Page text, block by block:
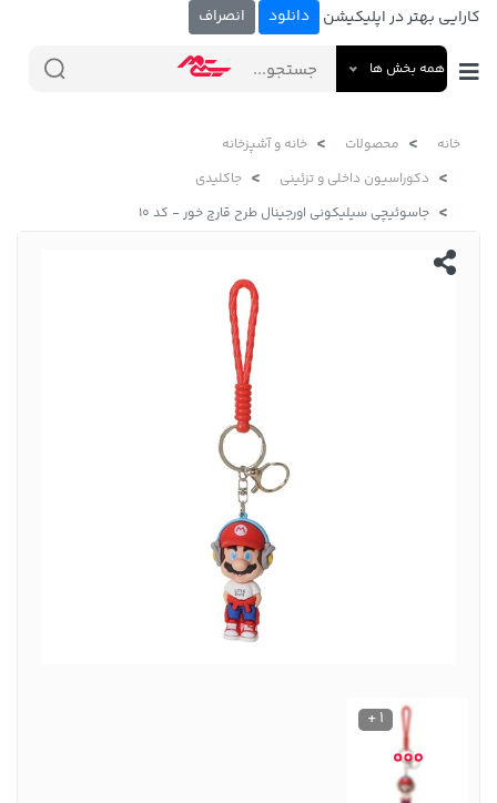
کارایی بهتر در اپلیکیشن دانلود انصراف
همه بخش ها
خانه محصولات
خانه و آشپزخانه
دکوراسیون داخلی و تزئینی
جاکلیدی
جاسوئیچی سیلیکونی اورجینال طرح قارچ خور - کد 10
1 +